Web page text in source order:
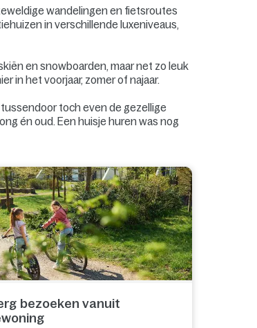
wandelingen en fietsroutes
in verschillende luxeniveaus,
en snowboarden, maar net zo leuk
in het voorjaar, zomer of najaar.
toch even de gezellige
én oud. Een huisje huren was nog
bezoeken vanuit